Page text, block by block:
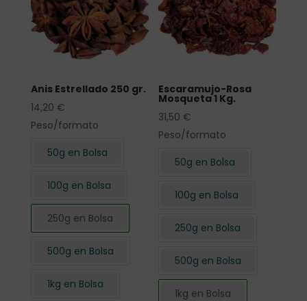
Anis Estrellado 250 gr.
14,20 €
Peso/formato
50g en Bolsa
100g en Bolsa
250g en Bolsa
500g en Bolsa
1kg en Bolsa
Escaramujo-Rosa
Mosqueta 1 Kg.
31,50 €
Peso/formato
50g en Bolsa
100g en Bolsa
250g en Bolsa
500g en Bolsa
1kg en Bolsa